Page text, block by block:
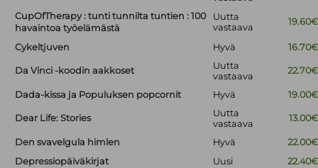
CupOfTherapy : tunti tunnilta tuntien : 100
havaintoa työelämästä
Uutta
vastaava
19.60€
Cykeltjuven Hyvä 16.70€
Da Vinci -koodin aakkoset
Uutta
vastaava
22.70€
Dada-kissa ja Populuksen popcornit Hyvä 19.00€
Dear Life: Stories
Uutta
vastaava
13.00€
Den svavelgula himlen Hyvä
22.00€
Depressiopäiväkirjat
Uusi
22.40€